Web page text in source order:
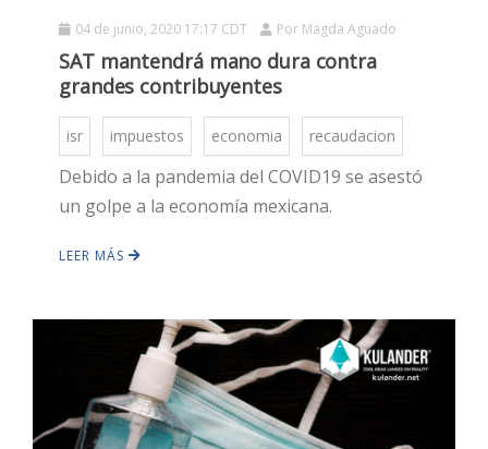
HOT
HOT
04 de junio, 2020 17:17 CDT Por Magda Aguado
SAT mantendrá mano dura contra
grandes contribuyentes
isr impuestos economia recaudacion
Debido a la pandemia del COVID19 se asestó
un golpe a la economía mexicana.
LEER MÁS